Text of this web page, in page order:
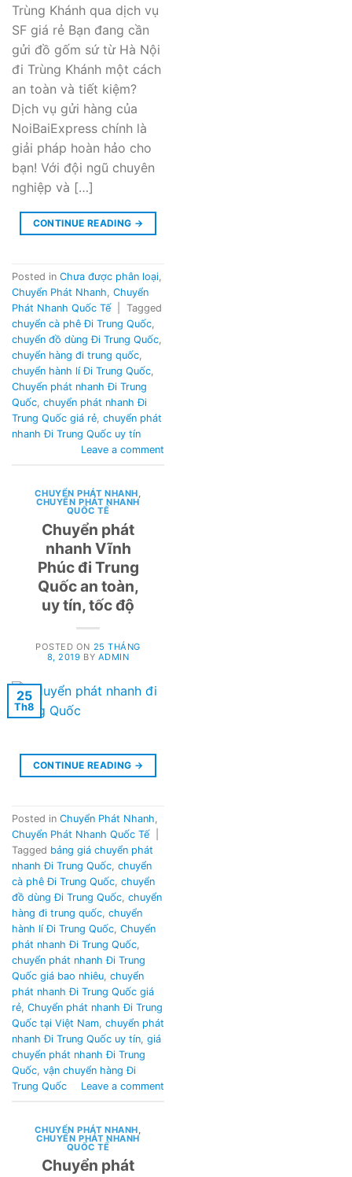
Trùng Khánh qua dịch vụ
SF giá rẻ Bạn đang cần
gửi đồ gốm sứ từ Hà Nội
đi Trùng Khánh một cách
an toàn và tiết kiệm?
Dịch vụ gửi hàng của
NoiBaiExpress chính là
giải pháp hoàn hảo cho
bạn! Với đội ngũ chuyên
nghiệp và […]
CONTINUE READING →
Posted in Chưa được phân loại,
Chuyển Phát Nhanh, Chuyển
Phát Nhanh Quốc Tế
Tagged
chuyển cà phê Đi Trung Quốc,
chuyển đồ dùng Đi Trung Quốc,
chuyển hàng đi trung quốc,
chuyển hành lí Đi Trung Quốc,
Chuyển phát nhanh Đi Trung
Quốc, chuyển phát nhanh Đi
Trung Quốc giá rẻ, chuyển phát
nhanh Đi Trung Quốc uy tín
Leave a comment
CHUYỂN PHÁT NHANH,
CHUYỂN PHÁT NHANH
QUỐC TẾ
Chuyển phát
nhanh Vĩnh
Phúc đi Trung
Quốc an toàn,
uy tín, tốc độ
POSTED ON 25 THÁNG
8, 2019 BY ADMIN
25
Th8
CONTINUE READING →
Posted in Chuyển Phát Nhanh,
Chuyển Phát Nhanh Quốc Tế
Tagged bảng giá chuyển phát
nhanh Đi Trung Quốc, chuyển
cà phê Đi Trung Quốc, chuyển
đồ dùng Đi Trung Quốc, chuyển
hàng đi trung quốc, chuyển
hành lí Đi Trung Quốc, Chuyển
phát nhanh Đi Trung Quốc,
chuyển phát nhanh Đi Trung
Quốc giá bao nhiêu, chuyển
phát nhanh Đi Trung Quốc giá
rẻ, Chuyển phát nhanh Đi Trung
Quốc tại Việt Nam, chuyển phát
nhanh Đi Trung Quốc uy tín, giá
chuyển phát nhanh Đi Trung
Quốc, vận chuyển hàng Đi
Trung Quốc
Leave a comment
CHUYỂN PHÁT NHANH,
CHUYỂN PHÁT NHANH
QUỐC TẾ
Chuyển phát